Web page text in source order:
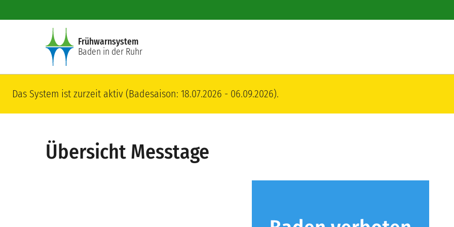
Frühwarnsystem
Baden in der Ruhr
Das System ist zurzeit aktiv (Badesaison: 18.07.2026 - 06.09.2026).
Übersicht Messtage